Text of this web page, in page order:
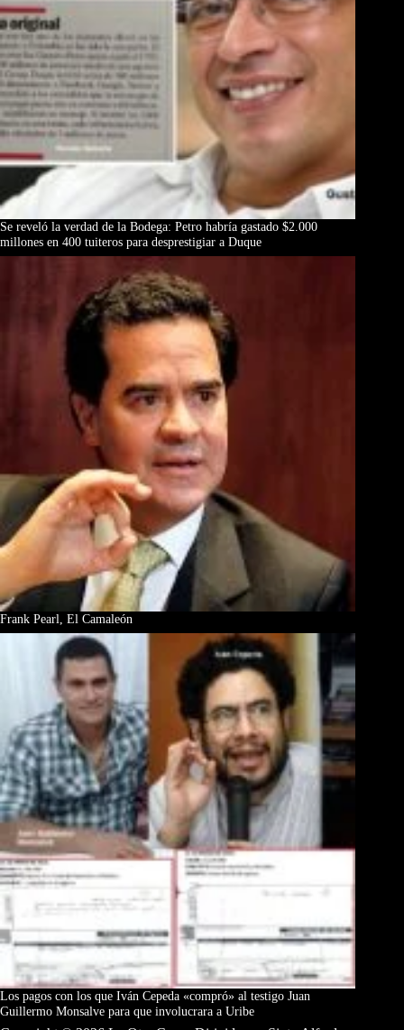
Se reveló la verdad de la Bodega: Petro habría gastado $2.000
millones en 400 tuiteros para desprestigiar a Duque
Frank Pearl, El Camaleón
Los pagos con los que Iván Cepeda «compró» al testigo Juan
Guillermo Monsalve para que involucrara a Uribe